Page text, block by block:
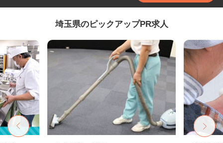
埼玉県のピックアップPR求人